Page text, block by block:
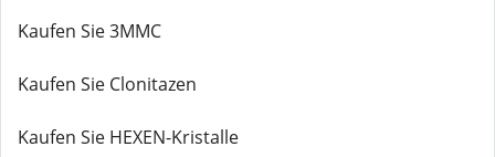
Kaufen Sie 3MMC
Kaufen Sie Clonitazen
Kaufen Sie HEXEN-Kristalle